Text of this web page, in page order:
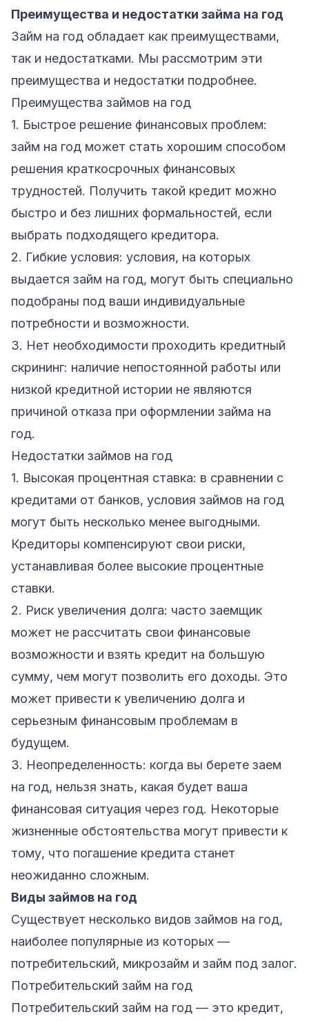
Преимущества и недостатки займа на год
Займ на год обладает как преимуществами,
так и недостатками. Мы рассмотрим эти
преимущества и недостатки подробнее.
Преимущества займов на год
1. Быстрое решение финансовых проблем:
займ на год может стать хорошим способом
решения краткосрочных финансовых
трудностей. Получить такой кредит можно
быстро и без лишних формальностей, если
выбрать подходящего кредитора.
2. Гибкие условия: условия, на которых
выдается займ на год, могут быть специально
подобраны под ваши индивидуальные
потребности и возможности.
3. Нет необходимости проходить кредитный
скрининг: наличие непостоянной работы или
низкой кредитной истории не являются
причиной отказа при оформлении займа на
год.
Недостатки займов на год
1. Высокая процентная ставка: в сравнении с
кредитами от банков, условия займов на год
могут быть несколько менее выгодными.
Кредиторы компенсируют свои риски,
устанавливая более высокие процентные
ставки.
2. Риск увеличения долга: часто заемщик
может не рассчитать свои финансовые
возможности и взять кредит на большую
сумму, чем могут позволить его доходы. Это
может привести к увеличению долга и
серьезным финансовым проблемам в
будущем.
3. Неопределенность: когда вы берете заем
на год, нельзя знать, какая будет ваша
финансовая ситуация через год. Некоторые
жизненные обстоятельства могут привести к
тому, что погашение кредита станет
неожиданно сложным.
Виды займов на год
Существует несколько видов займов на год,
наиболее популярные из которых —
потребительский, микрозайм и займ под залог.
Потребительский займ на год
Потребительский займ на год — это кредит,